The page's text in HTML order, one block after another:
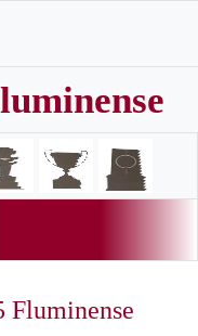
Fluminense